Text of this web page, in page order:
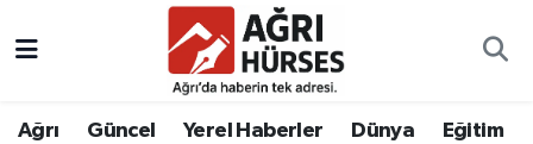
Ağrı Güncel Yerel Haberler Dünya Eğitim
Hava Durumu